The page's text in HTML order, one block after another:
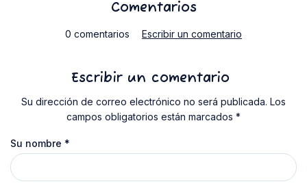
Comentarios
0 comentarios Escribir un comentario
Escribir un comentario
Su dirección de correo electrónico no será publicada. Los
campos obligatorios están marcados *
Su nombre *